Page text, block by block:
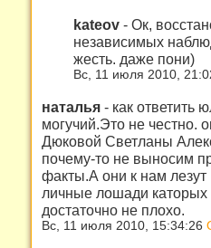
kateov - Ок,
независимых
жесть. даже пони)
Вс, 11 июля 2010,
наталья - как ответить
могучий.Это не честно.
Дюковой Светланы
почему-то не выносим
факты.А они к нам лезут
личные лошади
достаточно не плохо.
Вс, 11 июля 2010, 15:34:26